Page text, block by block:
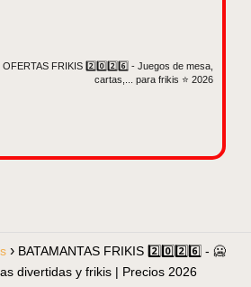
OFERTAS FRIKIS 2️⃣0️⃣2️⃣6️⃣ - Juegos de mesa,
cartas,... para frikis ⭐ 2026
BATAMANTAS FRIKIS 2️⃣0️⃣2️⃣6️⃣ - 🥶
divertidas y frikis | Precios 2026